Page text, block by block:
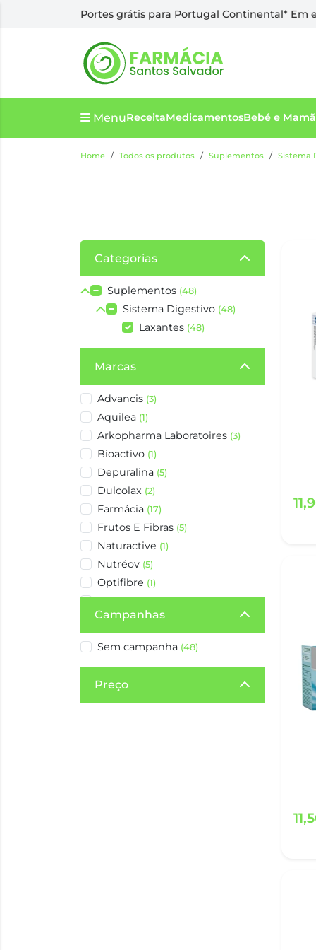
Portes grátis para Portugal Continental* Em
MenuReceitaMedicamentosBebé e Mamã
Home Todos os produtos Suplementos Sistema
Categorias
Suplementos (48)
Sistema Digestivo (48)
Laxantes (48)
Marcas
Advancis (3)
Aquilea (1)
Arkopharma Laboratoires (3)
Bioactivo (1)
Depuralina (5)
Dulcolax (2)
Farmácia (17)
Frutos E Fibras (5)
Naturactive (1)
Nutréov (5)
Optifibre (1)
Sollievo
Tecnilor (1)
Campanhas
Sem campanha (48)
Preço